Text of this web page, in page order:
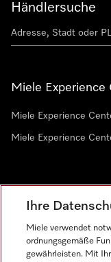
Händlersuche
Miele Experience
Miele Experience
Miele Experience
Ihre
Miele verwendet
ordnungsgemäße
gewährleisten. Mit